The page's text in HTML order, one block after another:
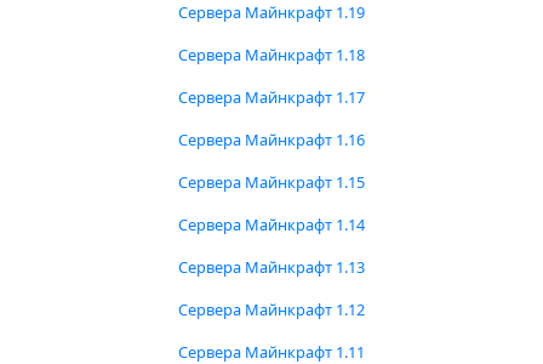
Сервера Майнкрафт 1.19
Сервера Майнкрафт 1.18
Сервера Майнкрафт 1.17
Сервера Майнкрафт 1.16
Сервера Майнкрафт 1.15
Сервера Майнкрафт 1.14
Сервера Майнкрафт 1.13
Сервера Майнкрафт 1.12
Сервера Майнкрафт 1.11